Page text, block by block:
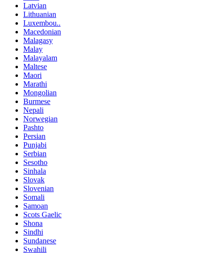
Latvian
Lithuanian
Luxembou..
Macedonian
Malagasy
Malay
Malayalam
Maltese
Maori
Marathi
Mongolian
Burmese
Nepali
Norwegian
Pashto
Persian
Punjabi
Serbian
Sesotho
Sinhala
Slovak
Slovenian
Somali
Samoan
Scots Gaelic
Shona
Sindhi
Sundanese
Swahili